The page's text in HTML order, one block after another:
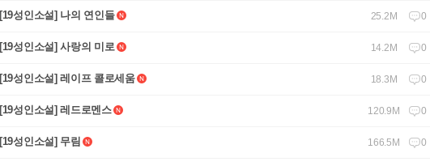
[19성인소설] 나의 연인들 25.2M 0
[19성인소설] 사랑의 미로 14.2M 0
[19성인소설] 레이프 콜로세움 18.3M 0
[19성인소설] 레드로멘스 120.9M 0
[19성인소설] 무림 166.5M 0